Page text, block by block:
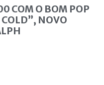
COM O BOM POP
NOVO